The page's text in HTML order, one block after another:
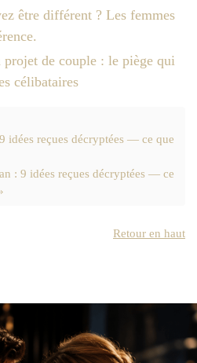
être différent ? Les femmes
de couple : le piège qui
célibataires
idées reçues décryptées — ce que
: 9 idées reçues décryptées — ce
Retour en haut